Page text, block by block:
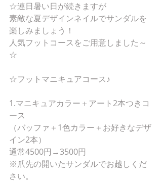
☆連日暑い日が続きますが
素敵な夏デザインネイルでサンダルを
楽しみましょう！
人気フットコースをご用意しました～
☆
☆フットマニキュアコース♪
1.マニキュアカラー＋アート2本つきコ
ース
（バッファ＋1色カラー＋お好きなデザ
イン2本）
通常4500円→3500円
※爪先の開いたサンダルでお越しくだ
さい。